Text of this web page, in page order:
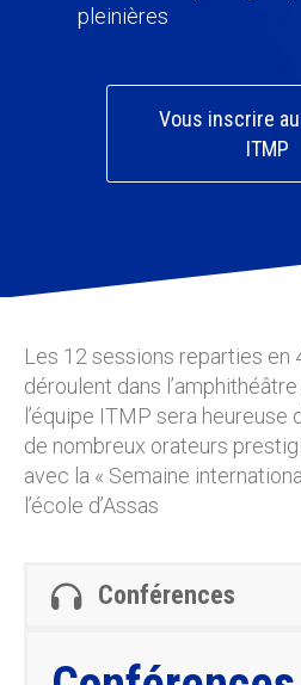
pleinières
Vous inscrire
ITMP
Les 12 sessions reparties en
déroulent dans
l’équipe ITMP sera
de nombreux orateurs
avec la « Semaine
l’école d’Assas
Conférences